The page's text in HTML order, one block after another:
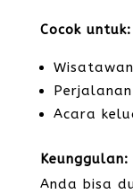
Cocok untuk:
Acara
Keunggulan:
Anda bisa